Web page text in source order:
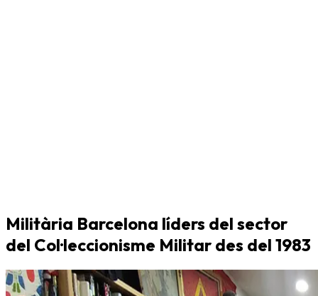
Militària Barcelona líders del sector
del Col·leccionisme Militar des del 1983